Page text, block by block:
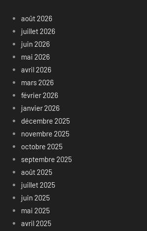
août 2026
juillet 2026
juin 2026
mai 2026
avril 2026
mars 2026
février 2026
janvier 2026
décembre 2025
novembre 2025
octobre 2025
septembre 2025
août 2025
juillet 2025
juin 2025
mai 2025
avril 2025